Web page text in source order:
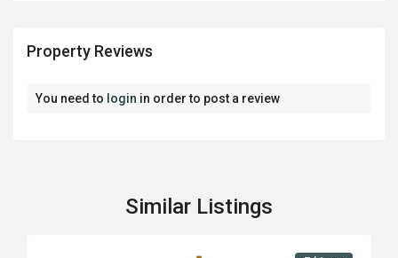
Property Reviews
You need to login in order to post a review
Similar Listings